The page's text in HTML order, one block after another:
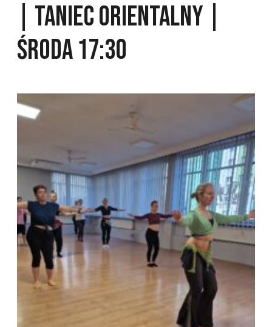
| TANIEC ORIENTALNY |
ŚRODA 17:30